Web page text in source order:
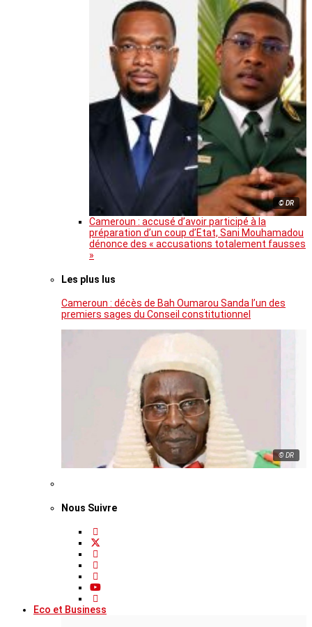
© DR
Cameroun : accusé d’avoir participé à la
préparation d’un coup d’Etat, Sani Mouhamadou
dénonce des « accusations totalement fausses
»
Les plus lus
Cameroun : décès de Bah Oumarou Sanda l’un des
premiers sages du Conseil constitutionnel
© DR
Nous Suivre
Eco et Business